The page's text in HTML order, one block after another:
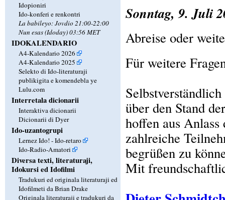
Idopioniri
Ido-konferi e renkontri
La babileyo: Jovdio 21:00-22:00
Nun esas (Idoday) 03:56 MET
IDOKALENDARIO
A4-Kalendario 2026
A4-Kalendario 2025
Selekto di Ido-literaturaji
publikigita e komendebla ye
Lulu.com
Interretala dicionarii
Interaktiva dicionarii
Dicionarii di Dyer
Ido-uzantogrupi
Lernez Ido! - Ido-retaro
Ido-Radio-Amatori
Diversa texti, literaturaji,
Idokursi ed Idofilmi
Tradukuri ed originala literaturaji ed
Idofilmeti da Brian Drake
Originala literaturaji e tradukuri da
Sonntag, 9. Juli
Abreise oder
Für weitere
über den Stand
hoffen aus Anlass
zahlreiche
begrüßen zu
Mit